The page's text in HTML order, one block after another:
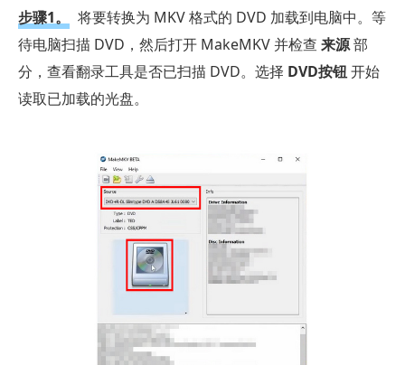
步骤1。
将要转换为 MKV 格式的 DVD 加载到电脑中。等
待电脑扫描 DVD，然后打开 MakeMKV 并检查 来源部
分，查看翻录工具是否已扫描 DVD。选择 DVD按钮 开始
读取已加载的光盘。